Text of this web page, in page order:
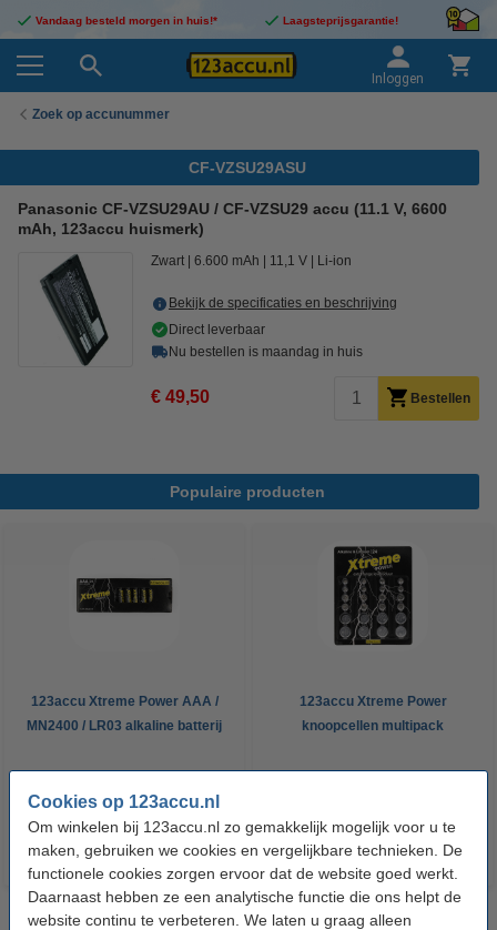
Cookies op 123accu.nl
Om winkelen bij 123accu.nl zo gemakkelijk mogelijk voor u te
maken, gebruiken we cookies en vergelijkbare technieken. De
functionele cookies zorgen ervoor dat de website goed werkt.
Daarnaast hebben ze een analytische functie die ons helpt de
website continu te verbeteren. We laten u graag alleen
Vandaag besteld morgen in huis!* Laagsteprijsgarantie!
Inloggen
Zoek op accunummer
CF-VZSU29ASU
Panasonic CF-VZSU29AU / CF-VZSU29 accu (11.1 V, 6600
mAh, 123accu huismerk)
Zwart 6.600 mAh 11,1 V Li-ion
Bekijk de specificaties en beschrijving
Direct leverbaar
Nu bestellen is maandag in huis
€ 49,50 Bestellen
Populaire producten
123accu Xtreme Power AAA /
MN2400 / LR03 alkaline batterij
BTW
123accu Xtreme Power
knoopcellen multipack